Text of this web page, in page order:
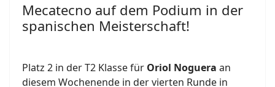
Mecatecno auf dem Podium in der
spanischen Meisterschaft!
Platz 2 in der T2 Klasse für Oriol Noguera an
diesem Wochenende in der vierten Runde in